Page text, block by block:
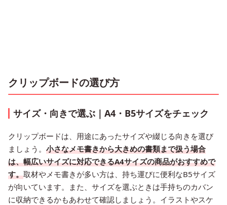
クリップボードの選び方
サイズ・向きで選ぶ｜A4・B5サイズをチェック
クリップボードは、用途にあったサイズや綴じる向きを選び
ましょう。 小さなメモ書きから大きめの書類まで扱う場合
は、幅広いサイズに対応できるA4サイズの商品がおすすめで
す。取材やメモ書きが多い方は、持ち運びに便利なB5サイズ
が向いています。また、サイズを選ぶときは手持ちのカバン
に収納できるかもあわせて確認しましょう。イラストやスケ